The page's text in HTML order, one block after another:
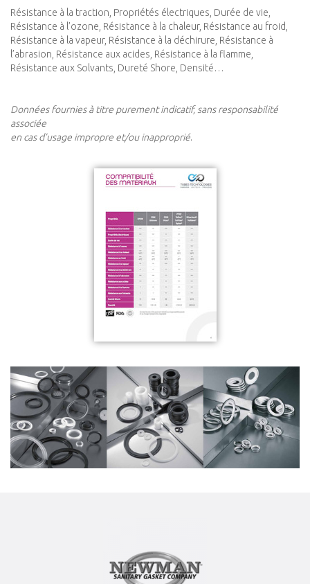
Résistance à la traction, Propriétés électriques, Durée de vie,
Résistance à l’ozone, Résistance à la chaleur, Résistance au froid,
Résistance à la vapeur, Résistance à la déchirure, Résistance à
l’abrasion, Résistance aux acides, Résistance à la flamme,
Résistance aux Solvants, Dureté Shore, Densité…
Données fournies à titre purement indicatif, sans responsabilité
associée
en cas d’usage impropre et/ou inapproprié.